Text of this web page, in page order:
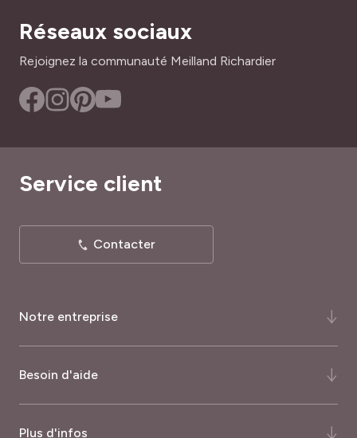
Réseaux sociaux
Rejoignez la communauté Meilland Richardier
Notre entreprise
Besoin d'aide
Plus d'infos
Service client
Contacter